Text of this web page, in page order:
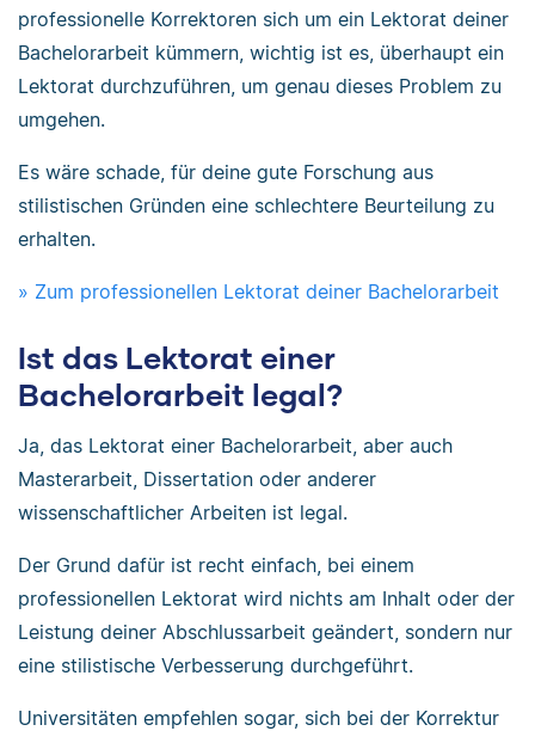
professionelle Korrektoren sich um ein Lektorat deiner
Bachelorarbeit kümmern, wichtig ist es, überhaupt ein
Lektorat durchzuführen, um genau dieses Problem zu
umgehen.
Es wäre schade, für deine gute Forschung aus
stilistischen Gründen eine schlechtere Beurteilung zu
erhalten.
» Zum professionellen Lektorat deiner Bachelorarbeit
Ist das Lektorat einer
Bachelorarbeit legal?
Ja, das Lektorat einer Bachelorarbeit, aber auch
Masterarbeit, Dissertation oder anderer
wissenschaftlicher Arbeiten ist legal.
Der Grund dafür ist recht einfach, bei einem
professionellen Lektorat wird nichts am Inhalt oder der
Leistung deiner Abschlussarbeit geändert, sondern nur
eine stilistische Verbesserung durchgeführt.
Universitäten empfehlen sogar, sich bei der Korrektur